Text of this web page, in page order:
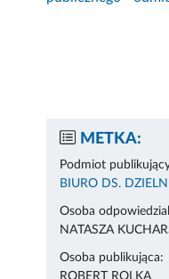
METKA:
Podmiot
BIURO DS.
Osoba
NATASZA
Osoba publikująca:
ROBERT ROLKA